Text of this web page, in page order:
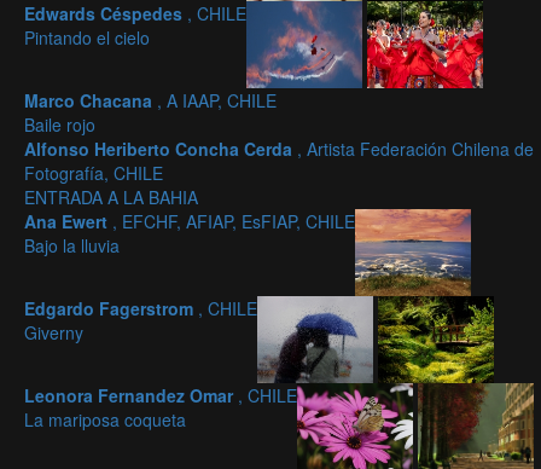
Edwards Céspedes , CHILE
Pintando el cielo
Marco Chacana , A IAAP, CHILE
Baile rojo
Alfonso Heriberto Concha Cerda , Artista Federación Chilena de
Fotografía, CHILE
ENTRADA A LA BAHIA
Ana Ewert , EFCHF, AFIAP, EsFIAP, CHILE
Bajo la lluvia
Edgardo Fagerstrom , CHILE
Giverny
Leonora Fernandez Omar , CHILE
La mariposa coqueta